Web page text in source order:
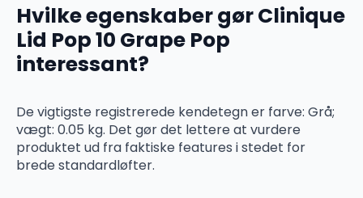
Hvilke egenskaber gør Clinique
Lid Pop 10 Grape Pop
interessant?
De vigtigste registrerede kendetegn er farve: Grå;
vægt: 0.05 kg. Det gør det lettere at vurdere
produktet ud fra faktiske features i stedet for
brede standardløfter.